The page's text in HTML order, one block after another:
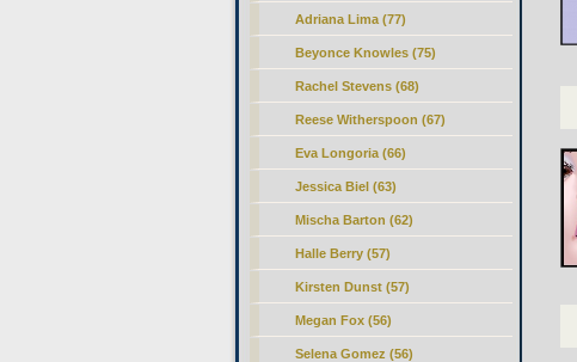
Adriana Lima (77)
Beyonce Knowles (75)
Rachel Stevens (68)
Reese Witherspoon (67)
Eva Longoria (66)
Jessica Biel (63)
Mischa Barton (62)
Halle Berry (57)
Kirsten Dunst (57)
Megan Fox (56)
Selena Gomez (56)